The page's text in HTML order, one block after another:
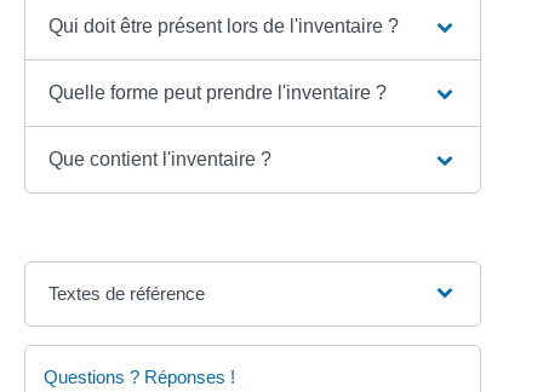
Qui doit être présent lors de l'inventaire ?
Quelle forme peut prendre l'inventaire ?
Que contient l'inventaire ?
Textes de référence
Questions ? Réponses !